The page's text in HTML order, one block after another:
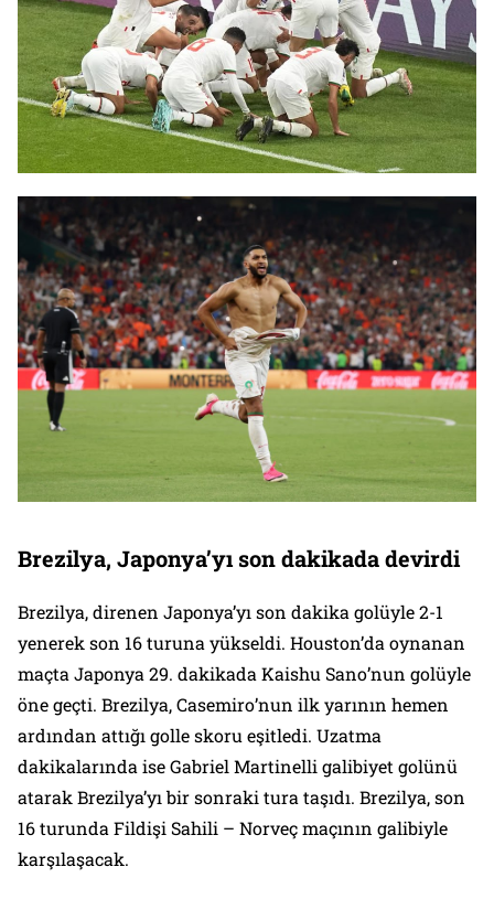
Brezilya, Japonya’yı son dakikada devirdi
Brezilya, direnen Japonya’yı son dakika golüyle 2-1
yenerek son 16 turuna yükseldi. Houston’da oynanan
maçta Japonya 29. dakikada Kaishu Sano’nun golüyle
öne geçti. Brezilya, Casemiro’nun ilk yarının hemen
ardından attığı golle skoru eşitledi. Uzatma
dakikalarında ise Gabriel Martinelli galibiyet golünü
atarak Brezilya’yı bir sonraki tura taşıdı. Brezilya, son
16 turunda Fildişi Sahili – Norveç maçının galibiyle
karşılaşacak.